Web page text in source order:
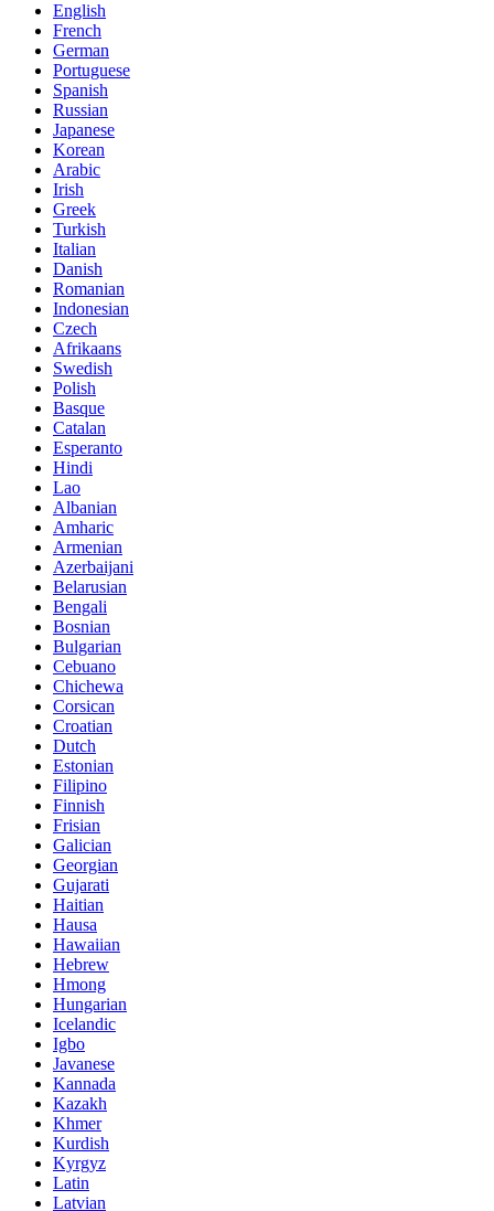
English
French
German
Portuguese
Spanish
Russian
Japanese
Korean
Arabic
Irish
Greek
Turkish
Italian
Danish
Romanian
Indonesian
Czech
Afrikaans
Swedish
Polish
Basque
Catalan
Esperanto
Hindi
Lao
Albanian
Amharic
Armenian
Azerbaijani
Belarusian
Bengali
Bosnian
Bulgarian
Cebuano
Chichewa
Corsican
Croatian
Dutch
Estonian
Filipino
Finnish
Frisian
Galician
Georgian
Gujarati
Haitian
Hausa
Hawaiian
Hebrew
Hmong
Hungarian
Icelandic
Igbo
Javanese
Kannada
Kazakh
Khmer
Kurdish
Kyrgyz
Latin
Latvian